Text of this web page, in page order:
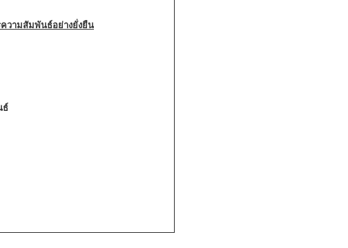
วามสัมพันธ์อย่างยั่งยืน
ธ์